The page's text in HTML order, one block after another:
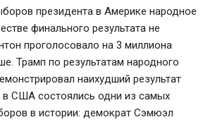
президента в Америке народное
финального результата не
проголосовало на 3 миллиона
Трамп по результатам народного
наихудший результат
в США состоялись одни из самых
в истории: демократ Сэмюэл